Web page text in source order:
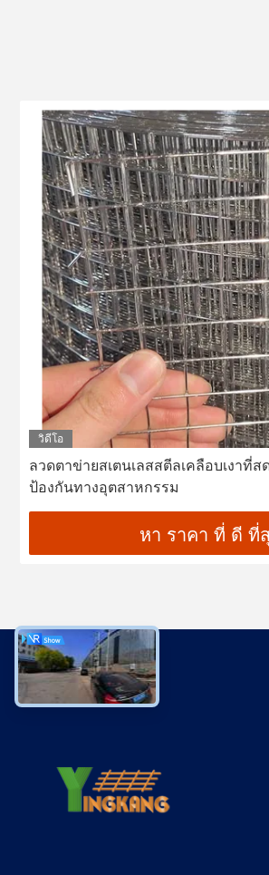
วิดีโอ
ลวดตาข่ายสเตนเลสสตีลเคลือบเงาที่ส
ป้องกันทางอุตสาหกรรม
หา ราคา ที่ ดี ที่